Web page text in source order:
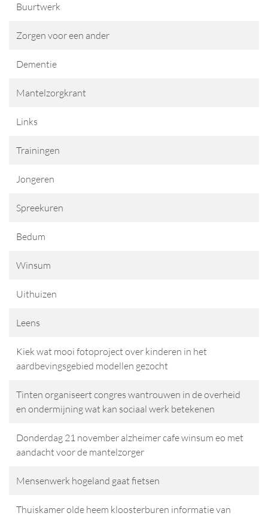
Buurtwerk
Zorgen voor een ander
Dementie
Mantelzorgkrant
Links
Trainingen
Jongeren
Spreekuren
Bedum
Winsum
Uithuizen
Leens
Kiek wat mooi fotoproject over kinderen in het
aardbevingsgebied modellen gezocht
Tinten organiseert congres wantrouwen in de overheid
en ondermijning wat kan sociaal werk betekenen
Donderdag 21 november alzheimer cafe winsum eo met
aandacht voor de mantelzorger
Mensenwerk hogeland gaat fietsen
Thuiskamer olde heem kloosterburen informatie van